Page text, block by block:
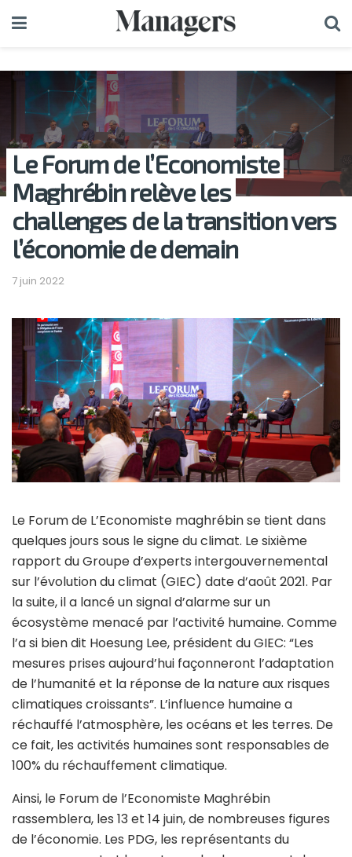
Le Forum de l’Economiste
Maghrébin relève les
challenges de la transition vers
l’économie de demain
7 juin 2022
Le Forum de L’Economiste maghrébin se tient dans
quelques jours sous le signe du climat. Le sixième
rapport du Groupe d’experts intergouvernemental
sur l’évolution du climat (GIEC) date d’août 2021. Par
la suite, il a lancé un signal d’alarme sur un
écosystème menacé par l’activité humaine. Comme
l’a si bien dit Hoesung Lee, président du GIEC: “Les
mesures prises aujourd’hui façonneront l’adaptation
de l’humanité et la réponse de la nature aux risques
climatiques croissants”. L’influence humaine a
réchauffé l’atmosphère, les océans et les terres. De
ce fait, les activités humaines sont responsables de
100% du réchauffement climatique.
Ainsi, le Forum de l’Economiste Maghrébin
rassemblera, les 13 et 14 juin, de nombreuses figures
de l’économie. Les PDG, les représentants du